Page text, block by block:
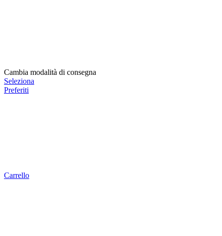
Cambia modalità di consegna
Seleziona
Preferiti
Carrello